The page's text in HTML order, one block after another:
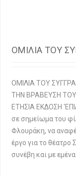
ΟΜΙΛΙΑ ΤΟΥ
ΟΜΙΛΙΑ ΤΟΥ
ΤΗΝ ΒΡΑΒΕΥΣΗ
ΕΤΗΣΙΑ ΕΚΔΟΣΗ
σε σημείωμα του
Φλουράκη, να
έργο για το
συνέβη και με